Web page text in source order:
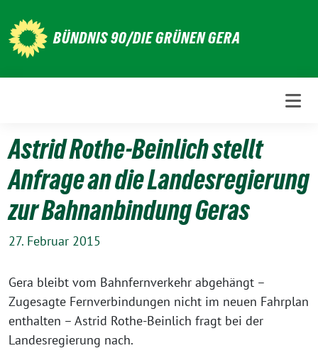
zum
Inhalt
BÜNDNIS 90/DIE GRÜNEN GERA
Astrid Rothe-Beinlich stellt
Anfrage an die Landesregierung
zur Bahnanbindung Geras
27. Februar 2015
Gera bleibt vom Bahnfernverkehr abgehängt –
Zugesagte Fernverbindungen nicht im neuen Fahrplan
enthalten – Astrid Rothe-Beinlich fragt bei der
Landesregierung nach.